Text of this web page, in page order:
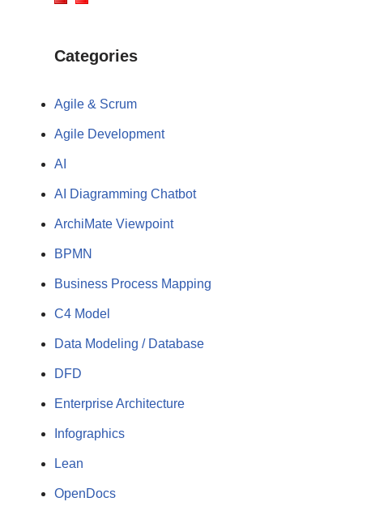
Categories
Agile & Scrum
Agile Development
AI
AI Diagramming Chatbot
ArchiMate Viewpoint
BPMN
Business Process Mapping
C4 Model
Data Modeling / Database
DFD
Enterprise Architecture
Infographics
Lean
OpenDocs